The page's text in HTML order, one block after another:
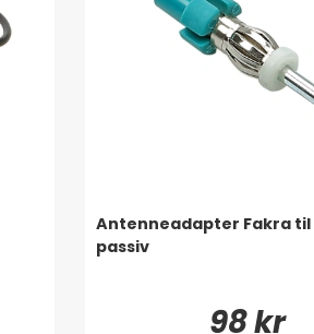
Antenneadapter Fakra til
passiv
98 kr